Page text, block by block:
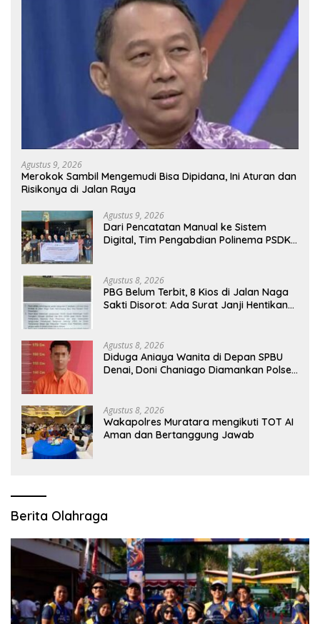
Agustus 9, 2026
Merokok Sambil Mengemudi Bisa Dipidana, Ini Aturan dan
Risikonya di Jalan Raya
Agustus 9, 2026
Dari Pencatatan Manual ke Sistem
Digital, Tim Pengabdian Polinema PSDKU
Agustus 8, 2026
PBG Belum Terbit, 8 Kios di Jalan Naga
Sakti Disorot: Ada Surat Janji Hentikan
Agustus 8, 2026
Diduga Aniaya Wanita di Depan SPBU
Denai, Doni Chaniago Diamankan Polsek
Agustus 8, 2026
Wakapolres Muratara mengikuti TOT AI
Aman dan Bertanggung Jawab
Berita Olahraga